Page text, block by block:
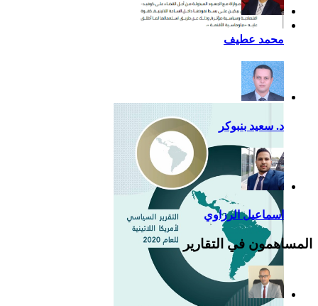
إضافية لدعم القوة الناعمة
للصين في أمريكا اللاتينية
محمد عطيف
د. سعيد بنبوكر
اسماعيل الرزاوي
المساهمون في التقارير